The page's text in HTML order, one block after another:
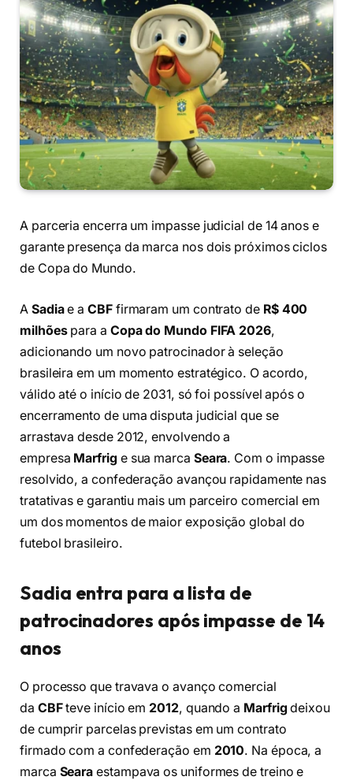
A parceria encerra um impasse judicial de 14 anos e
garante presença da marca nos dois próximos ciclos
de Copa do Mundo.
A Sadiae aCBFfirmaram um contrato de R$ 400
milhõespara a Copa do Mundo FIFA 2026,
adicionando um novo patrocinador à seleção
brasileira em um momento estratégico. O acordo,
válido até o início de 2031, só foi possível após o
encerramento de uma disputa judicial que se
arrastava desde 2012, envolvendo a
empresa Marfrig e sua marca Seara. Com o impasse
resolvido, a confederação avançou rapidamente nas
tratativas e garantiu mais um parceiro comercial em
um dos momentos de maior exposição global do
futebol brasileiro.
Sadia entra para a lista de
patrocinadores após impasse de 14
anos
O processo que travava o avanço comercial
da CBFteve início em 2012, quando a Marfrig deixou
de cumprir parcelas previstas em um contrato
firmado com a confederação em 2010. Na época, a
marca Seara estampava os uniformes de treino e